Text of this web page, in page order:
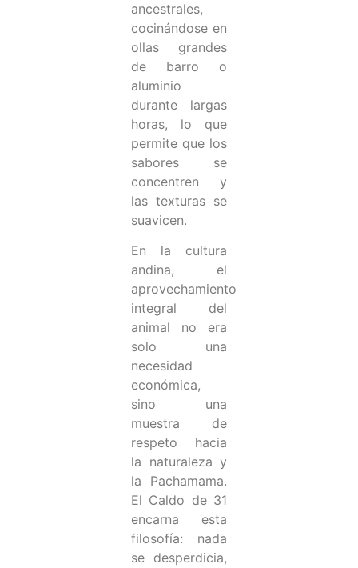
ancestrales,
cocinándose en
ollas grandes
de barro o
aluminio
durante largas
horas, lo que
permite que los
sabores se
concentren y
las texturas se
suavicen.
En la cultura
andina, el
aprovechamiento
integral del
animal no era
solo una
necesidad
económica,
sino una
muestra de
respeto hacia
la naturaleza y
la Pachamama.
El Caldo de 31
encarna esta
filosofía: nada
se desperdicia,